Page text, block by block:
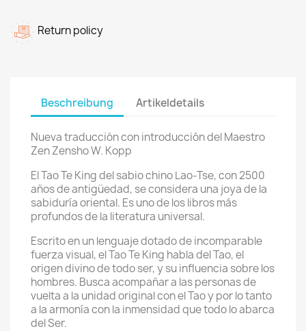
Return policy
Beschreibung Artikeldetails
Nueva traducción con introducción del Maestro
Zen Zensho W. Kopp
El Tao Te King del sabio chino Lao-Tse, con 2500
años de antigüedad, se considera una joya de la
sabiduría oriental. Es uno de los libros más
profundos de la literatura universal.
Escrito en un lenguaje dotado de incomparable
fuerza visual, el Tao Te King habla del Tao, el
origen divino de todo ser, y su influencia sobre los
hombres. Busca acompañar a las personas de
vuelta a la unidad original con el Tao y por lo tanto
a la armonía con la inmensidad que todo lo abarca
del Ser.